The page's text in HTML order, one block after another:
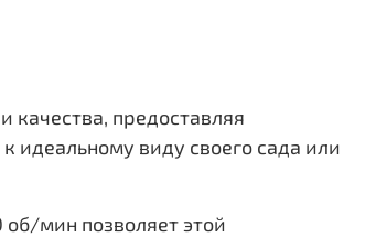
качества, предоставляя
идеальному виду своего сада или
об/мин позволяет этой